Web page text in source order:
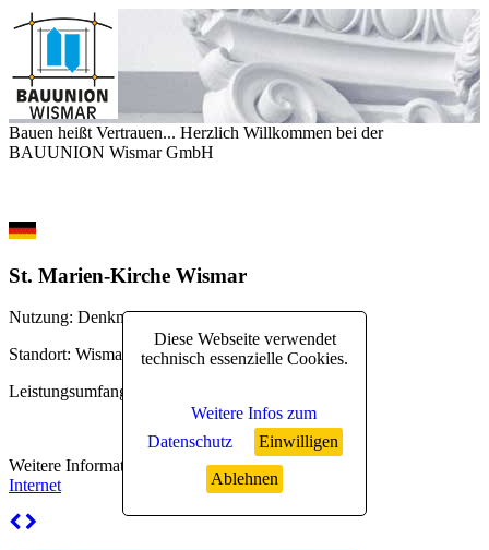
Diese Webseite verwendet
technisch essenzielle Cookies.
Weitere Infos zum
Datenschutz
Einwilligen
Ablehnen
Bauen heißt Vertrauen... Herzlich Willkommen bei der
BAUUNION Wismar GmbH
St. Marien-Kirche Wismar
Nutzung: Denkmal, Ausstellungen
Standort: Wismar
Leistungsumfang
Weitere Informationen
Internet